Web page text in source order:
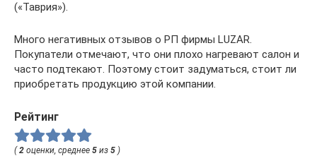
(«Таврия»).
Много негативных отзывов о РП фирмы LUZAR.
Покупатели отмечают, что они плохо нагревают салон и
часто подтекают. Поэтому стоит задуматься, стоит ли
приобретать продукцию этой компании.
Рейтинг
(2 оценки, среднее 5 из 5 )